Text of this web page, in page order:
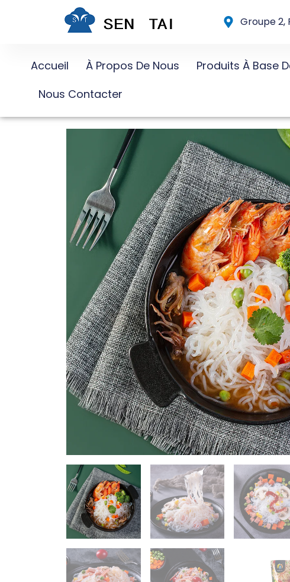
Groupe 2,
Accueil À Propos De Nous Produits À Base
Nous Contacter